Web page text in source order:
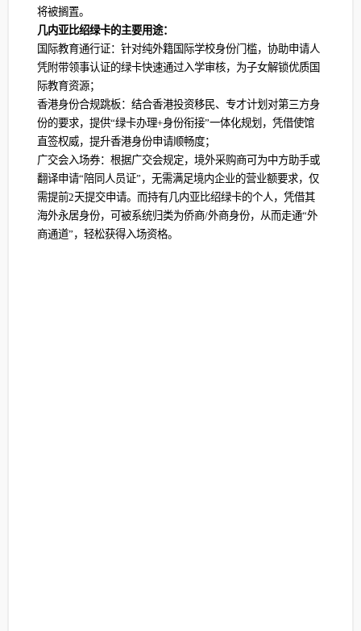
将被搁置。
几内亚比绍绿卡的主要用途：
国际教育通行证：针对纯外籍国际学校身份门槛，协助申请人
凭附带领事认证的绿卡快速通过入学审核，为子女解锁优质国
际教育资源；
香港身份合规跳板：结合香港投资移民、专才计划对第三方身
份的要求，提供“绿卡办理+身份衔接”一体化规划，凭借使馆
直签权威，提升香港身份申请顺畅度；
广交会入场券：根据广交会规定，境外采购商可为中方助手或
翻译申请“陪同人员证”，无需满足境内企业的营业额要求，仅
需提前2天提交申请。而持有几内亚比绍绿卡的个人，凭借其
海外永居身份，可被系统归类为侨商/外商身份，从而走通“外
商通道”，轻松获得入场资格。